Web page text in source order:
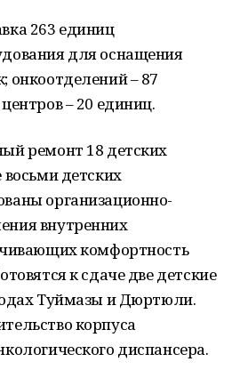
263 единиц
для оснащения
онкоотделений – 87
– 20 единиц.
ремонт 18 детских
детских
организационно-
внутренних
комфортность
к сдаче две детские
Туймазы и Дюртюли.
корпуса
диспансера.